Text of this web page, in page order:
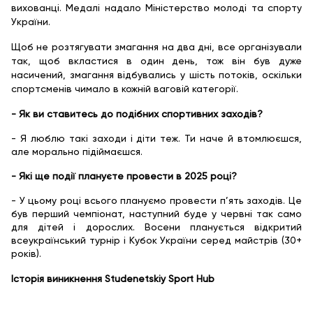
вихованці. Медалі надало Міністерство молоді та спорту
України.
Щоб не розтягувати змагання на два дні, все організували
так, щоб вкластися в один день, тож він був дуже
насичений, змагання відбувались у шість потоків, оскільки
спортсменів чимало в кожній ваговій категорії.
- Як ви ставитесь до подібних спортивних заходів?
- Я люблю такі заходи і діти теж. Ти наче й втомлюєшся,
але морально підіймаєшся.
- Які ще події плануєте провести в 2025 році?
- У цьому році всього плануємо провести п’ять заходів. Це
був перший чемпіонат, наступний буде у червні так само
для дітей і дорослих. Восени планується відкритий
всеукраїнський турнір і Кубок України серед майстрів (30+
років).
Історія виникнення Studenetskiy Sport Hub